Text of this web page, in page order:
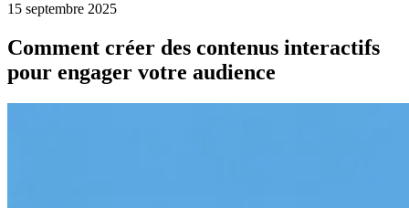
15 septembre 2025
Comment créer des contenus interactifs
pour engager votre audience